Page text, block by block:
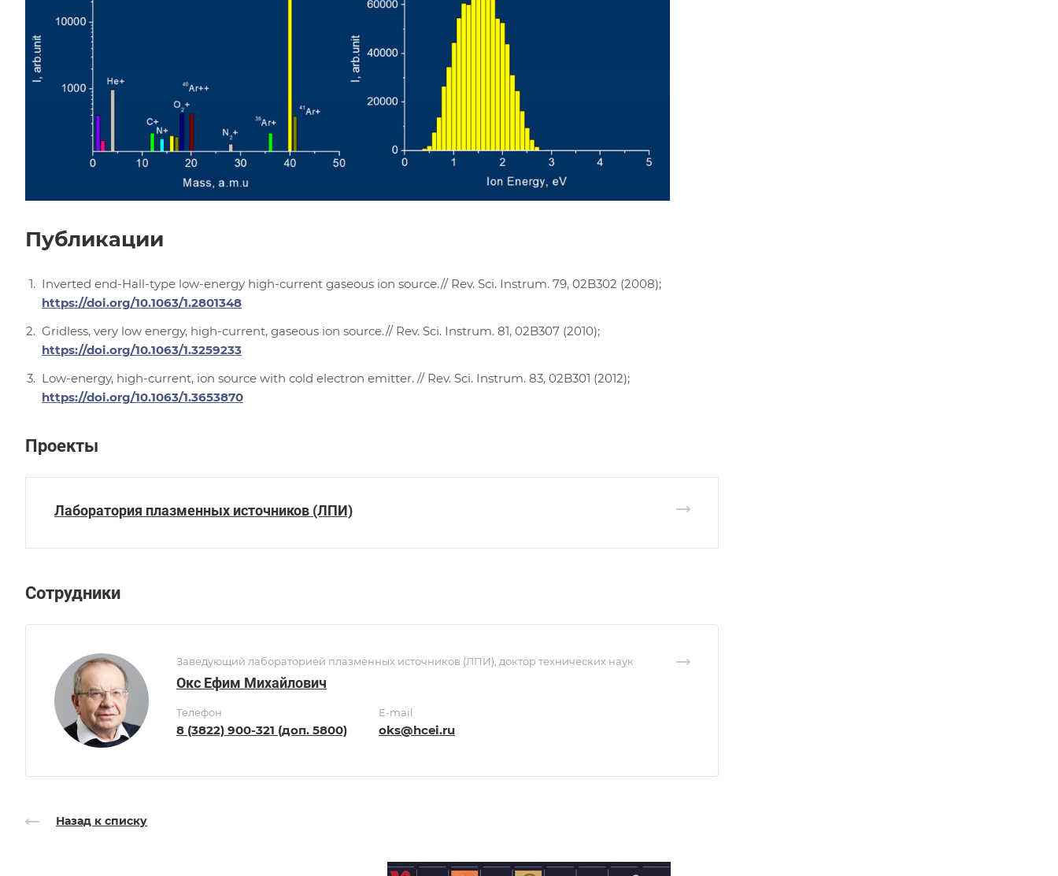
Публикации
Inverted end-Hall-type low-energy high-current gaseous ion source.// Rev. Sci. Instrum. 79, 02B302 (2008);
https://doi.org/10.1063/1.2801348
Gridless, very low energy, high-current, gaseous ion source.// Rev. Sci. Instrum. 81, 02B307 (2010);
https://doi.org/10.1063/1.3259233
Low-energy, high-current, ion source with cold electron emitter. // Rev. Sci. Instrum. 83, 02B301 (2012);
https://doi.org/10.1063/1.3653870
Проекты
Лаборатория плазменных источников (ЛПИ)
Сотрудники
Заведующий лабораторией плазменных источников (ЛПИ), доктор технических наук
Окс Ефим Михайлович
Телефон
8 (3822) 900-321 (доп. 5800)
E-mail
oks@hcei.ru
Назад к списку